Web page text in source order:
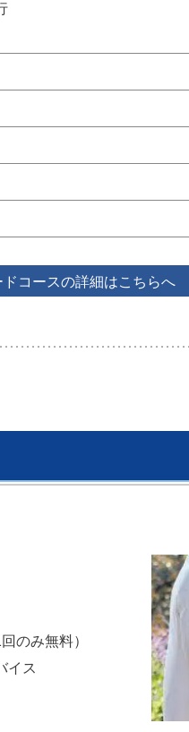
ドコースの詳細はこちらへ
のみ無料）
イス